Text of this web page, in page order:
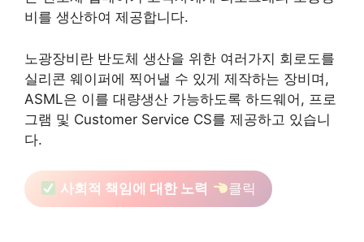
비를 생산하여 제공합니다.
노광장비란 반도체 생산을 위한 여러가지 회로도를
실리콘 웨이퍼에 찍어낼 수 있게 제작하는 장비며,
ASML은 이를 대량생산 가능하도록 하드웨어, 프로
그램 및 Customer Service CS를 제공하고 있습니
다.
사회적 책임에 대한 노력 클릭